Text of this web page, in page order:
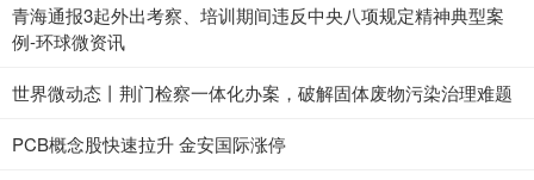
青海通报3起外出考察、培训期间违反中央八项规定精神典型案
例-环球微资讯
世界微动态丨荆门检察一体化办案，破解固体废物污染治理难题
PCB概念股快速拉升 金安国际涨停